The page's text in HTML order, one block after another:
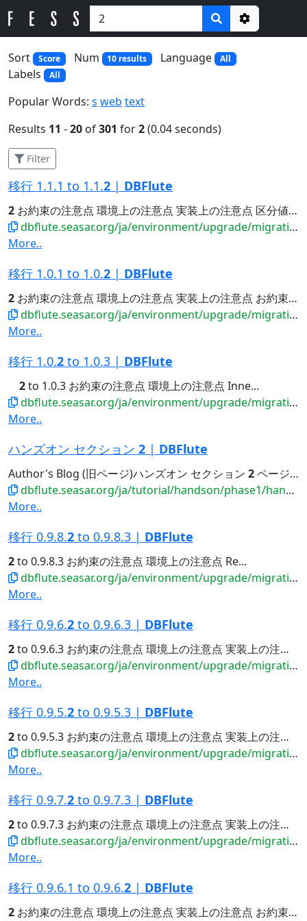
Options
Sort
Score Num 10 results Language All
Labels All
Popular Words: s web text
Results 11 -20 of301 for2(0.04 seconds)
Filter
移行 1.1.1 to 1.1.2 | DBFlute
2 お約束の注意点 環境上の注意点 実装上の注意点 区分値カラ...Fluteの内部都合のために生成されていました。 1.1.
dbflute.seasar.org/ja/environment/upgrade/migration/migrate111to112.html
More..
移行 1.0.1 to 1.0.2 | DBFlute
2 お約束の注意点 環境上の注意点 実装上の注意点 お約束の注意点...
dbflute.seasar.org/ja/environment/upgrade/migration/migrate101to102.html
More..
移行 1.0.2 to 1.0.3 | DBFlute
2to 1.0.3 お約束の注意点 環境上の注意点 Inne...
dbflute.seasar.org/ja/environment/upgrade/migration/migrate102to103.html
More..
ハンズオン セクション 2 | DBFlute
Author's Blog (旧ページ)ハンズオン セクション 2ページが移動しました ページが移動しました 絶賛ハンズオンリファクタリング中です。...絶賛ハンズオンリファクタリング中です。 ハンズオントレーニング Section
dbflute.seasar.org/ja/tutorial/handson/phase1/hands-on02.html
More..
移行 0.9.8.2 to 0.9.8.3 | DBFlute
2to 0.9.8.3 お約束の注意点 環境上の注意点 Re...
dbflute.seasar.org/ja/environment/upgrade/migration/migrate0982to0983.html
More..
移行 0.9.6.2 to 0.9.6.3 | DBFlute
2to 0.9.6.3 お約束の注意点 環境上の注意点 実装上の注意点...
dbflute.seasar.org/ja/environment/upgrade/migration/migrate0962to0963.html
More..
移行 0.9.5.2 to 0.9.5.3 | DBFlute
2to 0.9.5.3 お約束の注意点 環境上の注意点 実装上の注意点...
dbflute.seasar.org/ja/environment/upgrade/migration/migrate0952to0953.html
More..
移行 0.9.7.2 to 0.9.7.3 | DBFlute
2to 0.9.7.3 お約束の注意点 環境上の注意点 実装上の注意点...
dbflute.seasar.org/ja/environment/upgrade/migration/migrate0972to0973.html
More..
移行 0.9.6.1 to 0.9.6.2 | DBFlute
2 お約束の注意点 環境上の注意点 実装上の注意点 お約束の注意点...